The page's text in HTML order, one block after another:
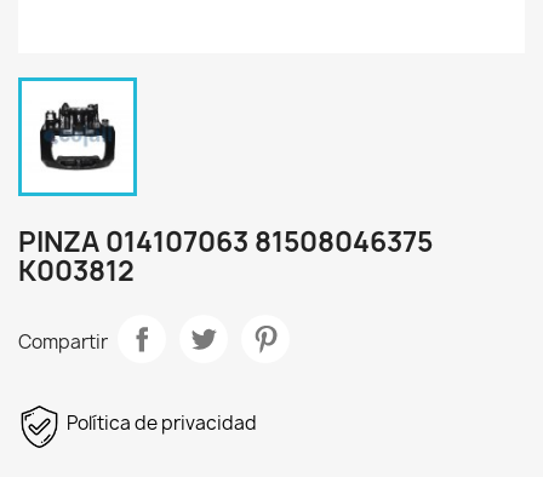
PINZA 014107063 81508046375
K003812
Compartir
Política de privacidad